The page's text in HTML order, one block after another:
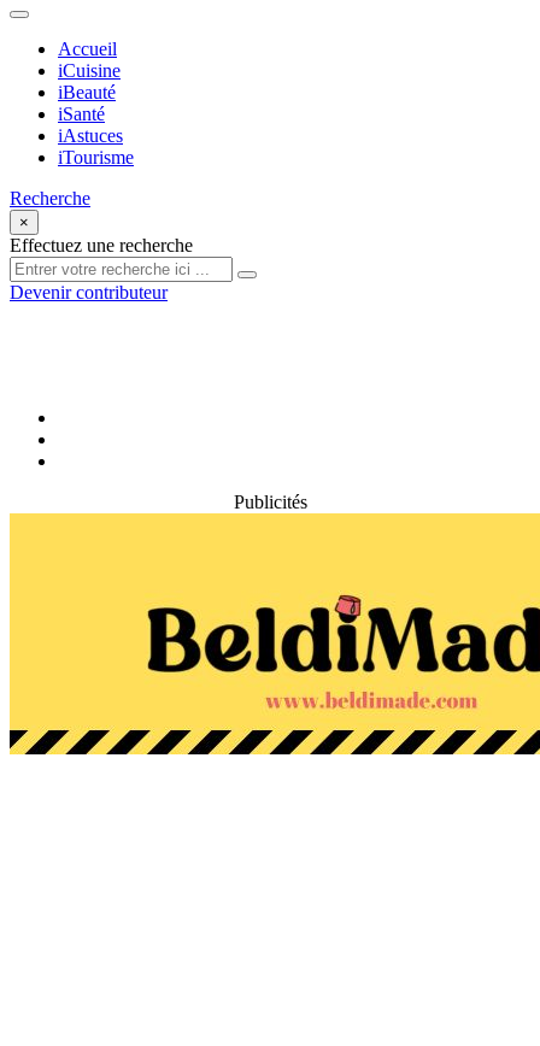
Accueil
iCuisine
iBeauté
iSanté
iAstuces
iTourisme
Recherche
×
Effectuez une recherche
Devenir contributeur
Publicités